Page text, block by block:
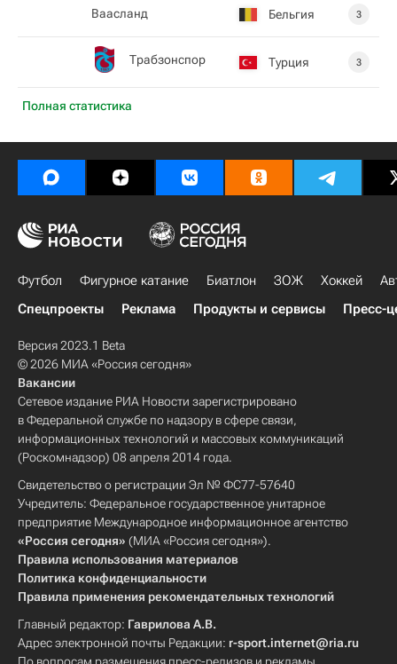
Полная статистика
Ваасланд Бельгия 3
Трабзонспор Турция 3
Футбол Фигурное катание Биатлон ЗОЖ Хоккей
Спецпроекты
Реклама Продукты и сервисы Пресс-
Версия 2023.1 Beta
© 2026 МИА «Россия сегодня»
Вакансии
Сетевое издание РИА Новости зарегистрировано
в Федеральной службе по надзору в сфере связи,
информационных технологий и массовых коммуникаций
(Роскомнадзор) 08 апреля 2014 года.
Свидетельство о регистрации Эл № ФС77-57640
Учредитель: Федеральное государственное унитарное
предприятие Международное информационное агентство
«Россия сегодня» (МИА «Россия сегодня»).
Правила использования материалов
Политика конфиденциальности
Правила применения рекомендательных технологий
Главный редактор: Гаврилова А.В.
Адрес электронной почты Редакции: r-sport.internet@ria.ru